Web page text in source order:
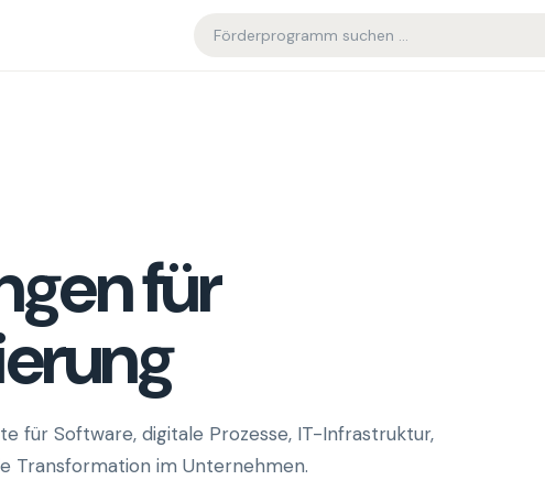
für
für Software, digitale Prozesse, IT-Infrastruktur,
Transformation im Unternehmen.